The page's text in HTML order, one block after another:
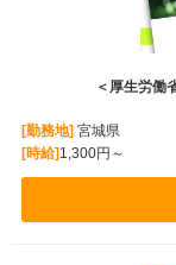
＜厚生労働
[勤務地] 宮城県
[時給] 1,300円～